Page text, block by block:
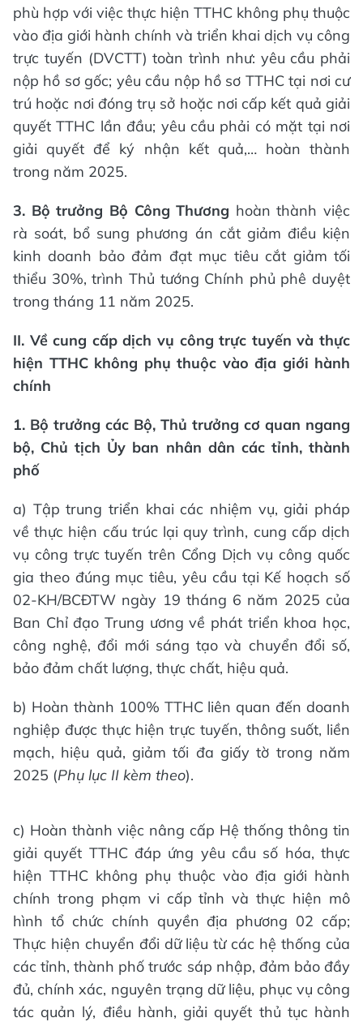
phù hợp với việc thực hiện TTHC không phụ thuộc
vào địa giới hành chính và triển khai dịch vụ công
trực tuyến (DVCTT) toàn trình như: yêu cầu phải
nộp hồ sơ gốc; yêu cầu nộp hồ sơ TTHC tại nơi cư
trú hoặc nơi đóng trụ sở hoặc nơi cấp kết quả giải
quyết TTHC lần đầu; yêu cầu phải có mặt tại nơi
giải quyết để ký nhận kết quả,… hoàn thành
trong năm 2025.
3. Bộ trưởng Bộ Công Thương hoàn thành việc
rà soát, bổ sung phương án cắt giảm điều kiện
kinh doanh bảo đảm đạt mục tiêu cắt giảm tối
thiểu 30%, trình Thủ tướng Chính phủ phê duyệt
trong tháng 11 năm 2025.
II. Về cung cấp dịch vụ công trực tuyến và thực
hiện TTHC không phụ thuộc vào địa giới hành
chính
1. Bộ trưởng các Bộ, Thủ trưởng cơ quan ngang
bộ, Chủ tịch Ủy ban nhân dân các tỉnh, thành
phố
a) Tập trung triển khai các nhiệm vụ, giải pháp
về thực hiện cấu trúc lại quy trình, cung cấp dịch
vụ công trực tuyến trên Cổng Dịch vụ công quốc
gia theo đúng mục tiêu, yêu cầu tại Kế hoạch số
02-KH/BCĐTW ngày 19 tháng 6 năm 2025 của
Ban Chỉ đạo Trung ương về phát triển khoa học,
công nghệ, đổi mới sáng tạo và chuyển đổi số,
bảo đảm chất lượng, thực chất, hiệu quả.
b) Hoàn thành 100% TTHC liên quan đến doanh
nghiệp được thực hiện trực tuyến, thông suốt, liền
mạch, hiệu quả, giảm tối đa giấy tờ trong năm
2025 (Phụ lục II kèm theo).
c) Hoàn thành việc nâng cấp Hệ thống thông tin
giải quyết TTHC đáp ứng yêu cầu số hóa, thực
hiện TTHC không phụ thuộc vào địa giới hành
chính trong phạm vi cấp tỉnh và thực hiện mô
hình tổ chức chính quyền địa phương 02 cấp;
Thực hiện chuyển đổi dữ liệu từ các hệ thống của
các tỉnh, thành phố trước sáp nhập, đảm bảo đầy
đủ, chính xác, nguyên trạng dữ liệu, phục vụ công
tác quản lý, điều hành, giải quyết thủ tục hành